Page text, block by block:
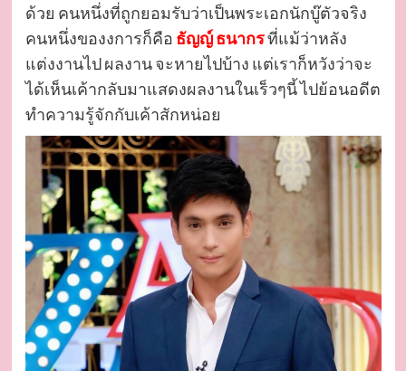
ด้วย คนหนึ่งที่ถูกยอมรับว่าเป็นพระเอกนักบู๊ตัวจริง
คนหนึ่งของงการก็คือ ธัญญ์ ธนากรที่แม้ว่าหลัง
แต่งงานไป ผลงาน จะหายไปบ้าง แต่เราก็หวังว่าจะ
ได้เห็นเค้ากลับมาแสดงผลงานในเร็วๆนี้ ไปย้อนอดีต
ทำความรู้จักกับเค้าสักหน่อย